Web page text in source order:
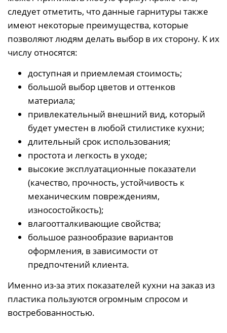
следует отметить, что данные гарнитуры также
имеют некоторые преимущества, которые
позволяют людям делать выбор в их сторону. К их
числу относятся:
доступная и приемлемая стоимость;
большой выбор цветов и оттенков
материала;
привлекательный внешний вид, который
будет уместен в любой стилистике кухни;
длительный срок использования;
простота и легкость в уходе;
высокие эксплуатационные показатели
(качество, прочность, устойчивость к
механическим повреждениям,
износостойкость);
влагоотталкивающие свойства;
большое разнообразие вариантов
оформления, в зависимости от
предпочтений клиента.
Именно из-за этих показателей кухни на заказ из
пластика пользуются огромным спросом и
востребованностью.